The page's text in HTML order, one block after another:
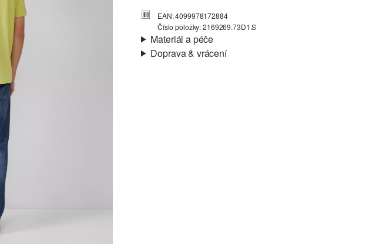
EAN: 4099978172884
Číslo položky: 2169269.73D1.S
Materiál a péče
Doprava & vrácení